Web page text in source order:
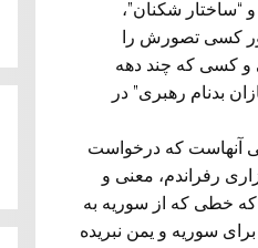
و “ساختار شکنان”،
کسی تصورش را
و کسی که چند دهه
اوین و زیر ساطور “سربازان بدنام رهبری” در
آنهاست که درخواست
رفراندم، معنی و
که خطی که از سوریه به
سوریه و یمن نبریده